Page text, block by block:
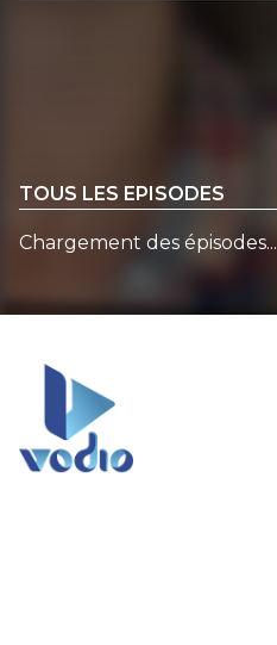
TOUS LES EPISODES
Chargement des épisodes...